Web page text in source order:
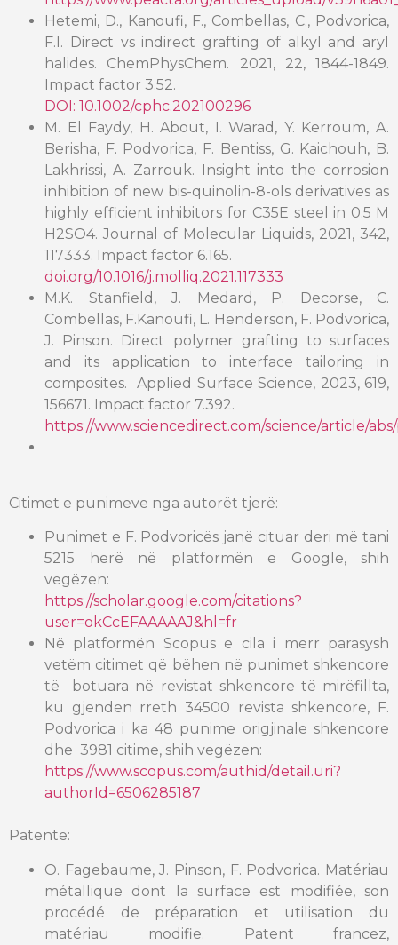
Hetemi, D., Kanoufi, F., Combellas, C., Podvorica,
F.I. Direct vs indirect grafting of alkyl and aryl
halides. ChemPhysChem. 2021, 22, 1844-1849.
Impact factor 3.52.
DOI: 10.1002/cphc.202100296
M. El Faydy, H. About, I. Warad, Y. Kerroum, A.
Berisha, F. Podvorica, F. Bentiss, G. Kaichouh, B.
Lakhrissi, A. Zarrouk. Insight into the corrosion
inhibition of new bis-quinolin-8-ols derivatives as
highly efficient inhibitors for C35E steel in 0.5 M
H2SO4. Journal of Molecular Liquids, 2021, 342,
117333. Impact factor 6.165.
doi.org/10.1016/j.molliq.2021.117333
M.K. Stanfield, J. Medard, P. Decorse, C.
Combellas, F.Kanoufi, L. Henderson, F. Podvorica,
J. Pinson. Direct polymer grafting to surfaces
and its application to interface tailoring in
composites. Applied Surface Science, 2023, 619,
156671. Impact factor 7.392.
https://www.sciencedirect.com/science/article/
Citimet e punimeve nga autorët tjerë:
Punimet e F. Podvoricës janë cituar deri më tani
5215 herë në platformën e Google, shih
vegëzen:
https://scholar.google.com/citations?
user=okCcEFAAAAAJ&hl=fr
Në platformën Scopus e cila i merr parasysh
vetëm citimet që bëhen në punimet shkencore
të botuara në revistat shkencore të mirëfillta,
ku gjenden rreth 34500 revista shkencore, F.
Podvorica i ka 48 punime origjinale shkencore
dhe 3981 citime, shih vegëzen:
https://www.scopus.com/authid/detail.uri?
authorId=6506285187
Patente:
O. Fagebaume, J. Pinson, F. Podvorica. Matériau
métallique dont la surface est modifiée, son
procédé de préparation et utilisation du
matériau modifie. Patent francez,